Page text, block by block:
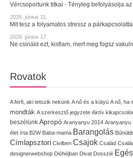
Vércsoportunk titkai - Tényleg befolyásolja
2026. június 11.
Mit tesz a folyamatos stressz a
2026. június 17.
Ne csináld ezt, kisfiam, mert meg fogsz
Rovatok
A férfi, aki tetszik nekünk A nő és a kütyü A nő, ha
mondták A szerkesztő jegyzete Aktív
beszélünk Apropó Aranyanyu 2014 Aranyanyu
élet írta B2W Baba-mama Barangolás
Címlapsztori Civilben Csajok Család
designerwebshop Dióhéjban Divat Dosszié